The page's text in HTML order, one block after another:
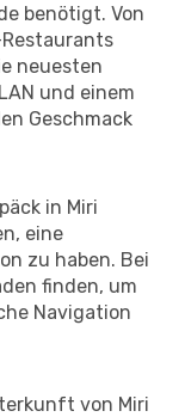
benötigt. Von
neuesten
und einem
Geschmack
in Miri
eine
zu haben. Bei
finden, um
Navigation
von Miri